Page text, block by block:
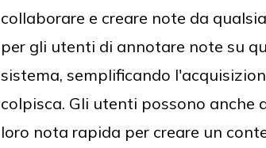
collaborare e creare note da
per gli utenti di annotare note su
sistema, semplificando
colpisca. Gli utenti possono anche
loro nota rapida per creare un